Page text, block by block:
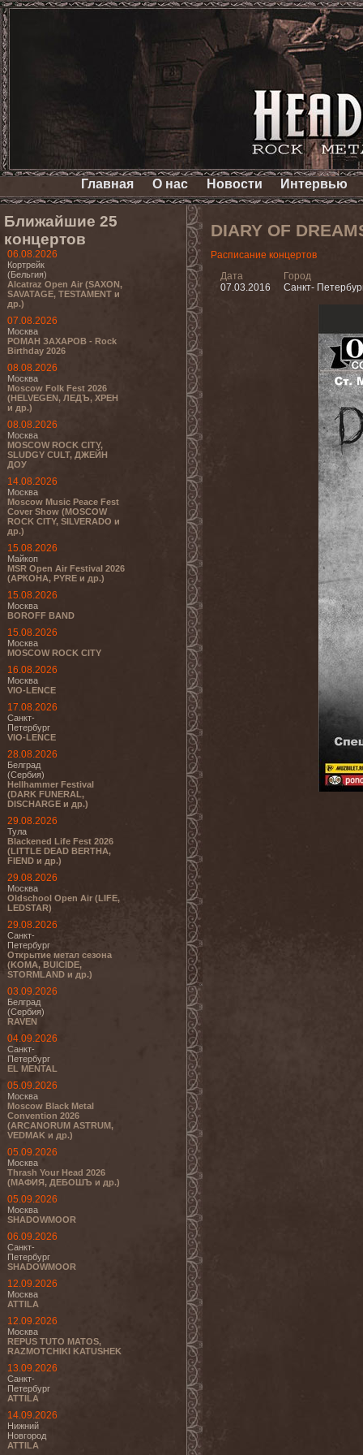
Главная О нас Новости Интервью
Ближайшие 25
концертов
06.08.2026
Кортрейк
(Бельгия)
Alcatraz Open Air (SAXON,
SAVATAGE, TESTAMENT и
др.)
07.08.2026
Москва
РОМАН ЗАХАРОВ - Rock
Birthday 2026
08.08.2026
Москва
Moscow Folk Fest 2026
(HELVEGEN, ЛЕДЪ, ХРЕН
и др.)
08.08.2026
Москва
MOSCOW ROCK CITY,
SLUDGY CULT, ДЖЕЙН
ДОУ
14.08.2026
Москва
Moscow Music Peace Fest
Cover Show (MOSCOW
ROCK CITY, SILVERADO и
др.)
15.08.2026
Майкоп
MSR Open Air Festival 2026
(АРКОНА, PYRE и др.)
15.08.2026
Москва
BOROFF BAND
15.08.2026
Москва
MOSCOW ROCK CITY
16.08.2026
Москва
VIO-LENCE
17.08.2026
Санкт-
Петербург
VIO-LENCE
28.08.2026
Белград
(Сербия)
Hellhammer Festival
(DARK FUNERAL,
DISCHARGE и др.)
29.08.2026
Тула
Blackened Life Fest 2026
(LITTLE DEAD BERTHA,
FIEND и др.)
29.08.2026
Москва
Oldschool Open Air (LIFE,
LEDSTAR)
29.08.2026
Санкт-
Петербург
Открытие метал сезона
(KOMA, BUICIDE,
STORMLAND и др.)
03.09.2026
Белград
(Сербия)
RAVEN
04.09.2026
Санкт-
Петербург
EL MENTAL
05.09.2026
Москва
Moscow Black Metal
Convention 2026
(ARCANORUM ASTRUM,
VEDMAK и др.)
05.09.2026
Москва
Thrash Your Head 2026
(МАФИЯ, ДЕБОШЪ и др.)
05.09.2026
Москва
SHADOWMOOR
06.09.2026
Санкт-
Петербург
SHADOWMOOR
12.09.2026
Москва
ATTILA
12.09.2026
Москва
REPUS TUTO MATOS,
RAZMOTCHIKI KATUSHEK
13.09.2026
Санкт-
Петербург
ATTILA
14.09.2026
Нижний
Новгород
ATTILA
DIARY OF
Расписание концертов
Дата
07.03.2016
Город
Санкт-